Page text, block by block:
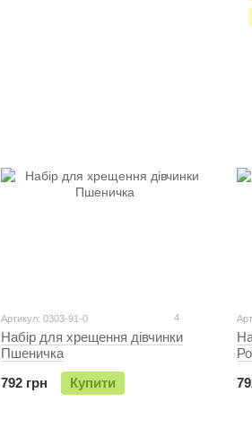
Артикул: 0303-91-0 4
Набір для хрещення дiвчинки
Пшеничка
792 грн
Купити